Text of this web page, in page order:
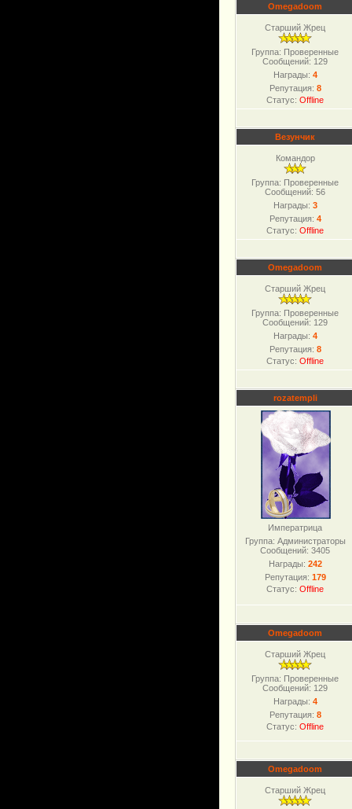
Omegadoom
Старший Жрец
Группа: Проверенные
Сообщений: 129
Награды: 4
Репутация: 8
Статус:Offline
Везунчик
Командор
Группа: Проверенные
Сообщений:56
Награды: 3
Репутация: 4
Статус:Offline
Omegadoom
Старший Жрец
Группа: Проверенные
Сообщений: 129
Награды: 4
Репутация: 8
Статус:Offline
rozatempli
Императрица
Группа: Администраторы
Сообщений:3405
Награды: 242
Репутация: 179
Статус:Offline
Omegadoom
Старший Жрец
Группа: Проверенные
Сообщений: 129
Награды: 4
Репутация: 8
Статус:Offline
Omegadoom
Старший Жрец